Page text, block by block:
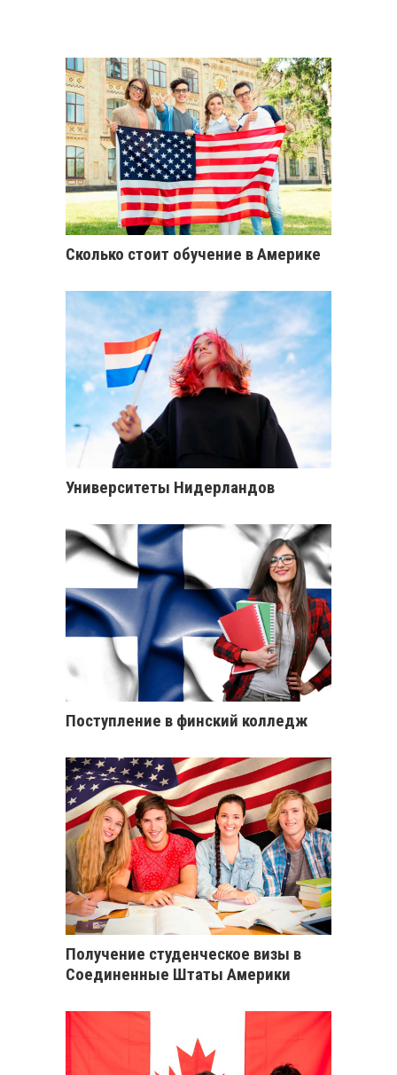
Сколько стоит обучение в Америке
Университеты Нидерландов
Поступление в финский колледж
Получение студенческое визы в
Соединенные Штаты Америки